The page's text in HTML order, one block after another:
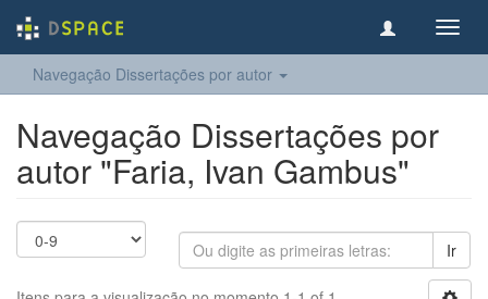
Navegação Dissertações por autor
Navegação Dissertações por
autor "Faria, Ivan Gambus"
Ir